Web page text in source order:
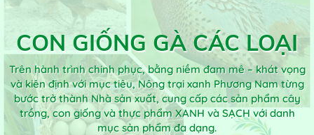
CON GIỐNG GÀ CÁC LOẠI
Trên hành trình chinh phục, bằng niềm đam mê – khát vọng
và kiên định với mục tiêu, Nông trại xanh Phương Nam từng
bước trở thành Nhà sản xuất, cung cấp các sản phẩm cây
trồng, con giống và thực phẩm XANH và SẠCH với danh
mục sản phẩm đa dạng.